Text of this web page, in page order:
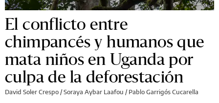
El conflicto entre
chimpancés y humanos que
mata niños en Uganda por
culpa de la deforestación
David Soler Crespo / Soraya Aybar Laafou / Pablo Garrigós Cucarella